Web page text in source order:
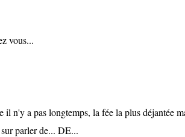
vous...
il n'y a pas longtemps, la fée la plus déjantée
parler de... DE...